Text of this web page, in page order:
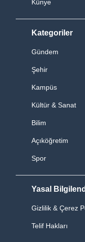
Künye
Kategoriler
Gündem
Şehir
Kampüs
Kültür & Sanat
Bilim
Açıköğretim
Spor
Yasal
Gizlilik & Çerez
Telif Hakları